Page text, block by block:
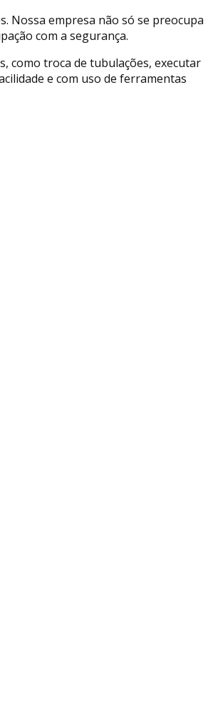
Nossa empresa não só se preocupa
com a segurança.
como troca de tubulações, executar
e com uso de ferramentas